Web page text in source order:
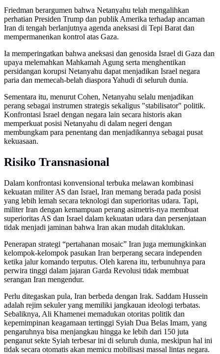
Friedman berargumen bahwa Netanyahu telah mengalihkan
perhatian Presiden Trump dan publik Amerika terhadap ancaman
Iran di tengah berlanjutnya agenda aneksasi di Tepi Barat dan
mempermanenkan kontrol atas Gaza.
Ia memperingatkan bahwa aneksasi dan genosida Israel di Gaza dan
upaya melemahkan Mahkamah Agung serta menghentikan
persidangan korupsi Netanyahu dapat menjadikan Israel negara
paria dan memecah-belah diaspora Yahudi di seluruh dunia.
Sementara itu, menurut Cohen, Netanyahu selalu menjadikan
perang sebagai instrumen strategis sekaligus "stabilisator" politik.
Konfrontasi Israel dengan negara lain secara historis akan
memperkuat posisi Netanyahu di dalam negeri dengan
membungkam para penentang dan menjadikannya sebagai pusat
kekuasaan.
Risiko Transnasional
Dalam konfrontasi konvensional terbuka melawan kombinasi
kekuatan militer AS dan Israel, Iran memang berada pada posisi
yang lebih lemah secara teknologi dan superioritas udara. Tapi,
militer Iran dengan kemampuan perang asimetris-nya membuat
superioritas AS dan Israel dalam kekuatan udara dan persenjataan
tidak menjadi jaminan bahwa Iran akan mudah ditaklukan.
Penerapan strategi “pertahanan mosaic” Iran juga memungkinkan
kelompok-kelompok pasukan Iran berperang secara independen
ketika jalur komando terputus. Oleh karena itu, terbunuhnya para
perwira tinggi dalam jajaran Garda Revolusi tidak membuat
serangan Iran mengendur.
Perlu ditegaskan pula, Iran berbeda dengan Irak. Saddam Hussein
adalah rejim sekuler yang memiliki jangkauan ideologi terbatas.
Sebaliknya, Ali Khamenei memadukan otoritas politik dan
kepemimpinan keagamaan tertinggi Syiah Dua Belas Imam, yang
pengaruhnya bisa menjangkau hingga ke lebih dari 150 juta
penganut sekte Syiah terbesar ini di seluruh dunia, meskipun hal ini
tidak secara otomatis akan memicu mobilisasi massal lintas negara.